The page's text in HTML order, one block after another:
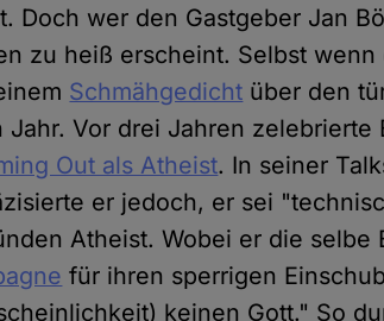
Doch wer den Gastgeber Jan
zu heiß erscheint. Selbst
Schmähgedicht über den
Jahr. Vor drei Jahren zelebrierte
Out als Atheist. In seiner
er jedoch, er sei
Atheist. Wobei er die
für ihren sperrigen
keinen Gott." So